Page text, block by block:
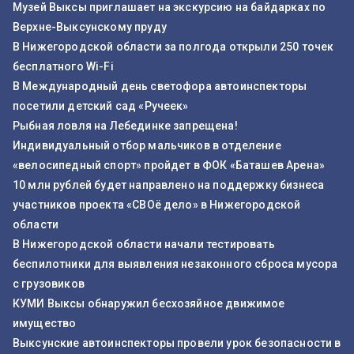
Музей Выксы приглашает на экскурсию на байдарках по
Верхне-Выксунскому пруду
В Нижегородской области за полгода открыли 250 точек
бесплатного Wi-Fi
В Международный день светофора автоинспекторы
посетили детский сад «Ручеек»
Рыбная ловля на Лебединке запрещена!
Индивидуальный отбор мальчиков в отделение
«велосипедный спорт» пройдет в ФОК «Баташев Арена»
10 млн рублей будет направлено на поддержку бизнеса
участников проекта «СВОё дело» в Нижегородской
области
В Нижегородской области начали тестировать
беспилотники для выявления незаконного сброса мусора
с грузовиков
КУМИ Выксы обнаружил бесхозяйное движимое
имущество
Выксунские автоинспекторы провели урок безопасности в